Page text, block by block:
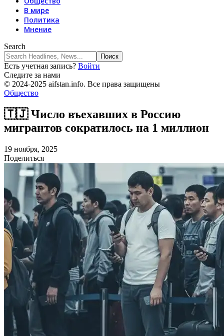
В мире
Политика
Мнение
Search
Есть учетная запись? Войти
Следите за нами
© 2024-2025 aifstan.info. Все права защищены
Общество
🇹🇯 Число въехавших в Россию
мигрантов сократилось на 1 миллион
19 ноября, 2025
Поделиться